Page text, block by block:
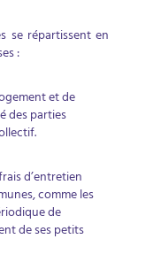
se répartissent en
:
et de
des parties
d’entretien
comme les
de
de ses petits